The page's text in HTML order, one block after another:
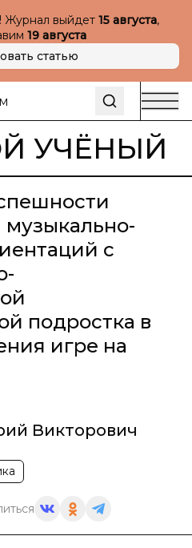
Журнал выйдет 15 августа,
19 августа
статью
УЧЁНЫЙ
с
подростка в
игре на
Викторович